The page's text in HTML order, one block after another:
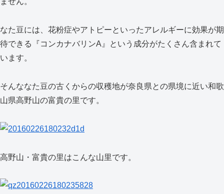
なた豆には、花粉症やアトピーといったアレルギーに効果が期
待できる『コンカナバリンA』という成分がたくさん含まれて
います。
そんななた豆の古くからの収穫地が奈良県との県境に近い和歌
山県高野山の富貴の里です。
高野山・富貴の里はこんな山里です。